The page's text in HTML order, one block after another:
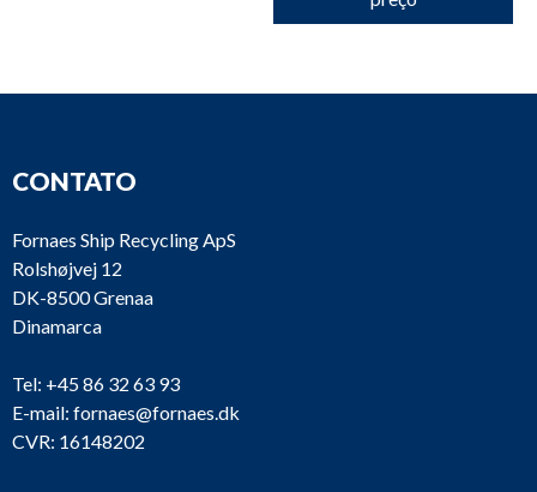
CONTATO
Fornaes Ship Recycling ApS
Rolshøjvej 12
DK-8500 Grenaa
Dinamarca
Tel: +45 86 32 63 93
E-mail: fornaes@fornaes.dk
CVR: 16148202